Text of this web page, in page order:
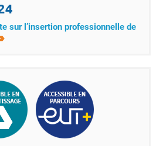
sur l’insertion professionnelle de